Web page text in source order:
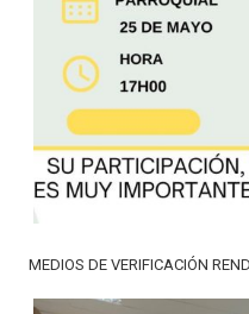
MEDIOS DE VERIFICACIÓN